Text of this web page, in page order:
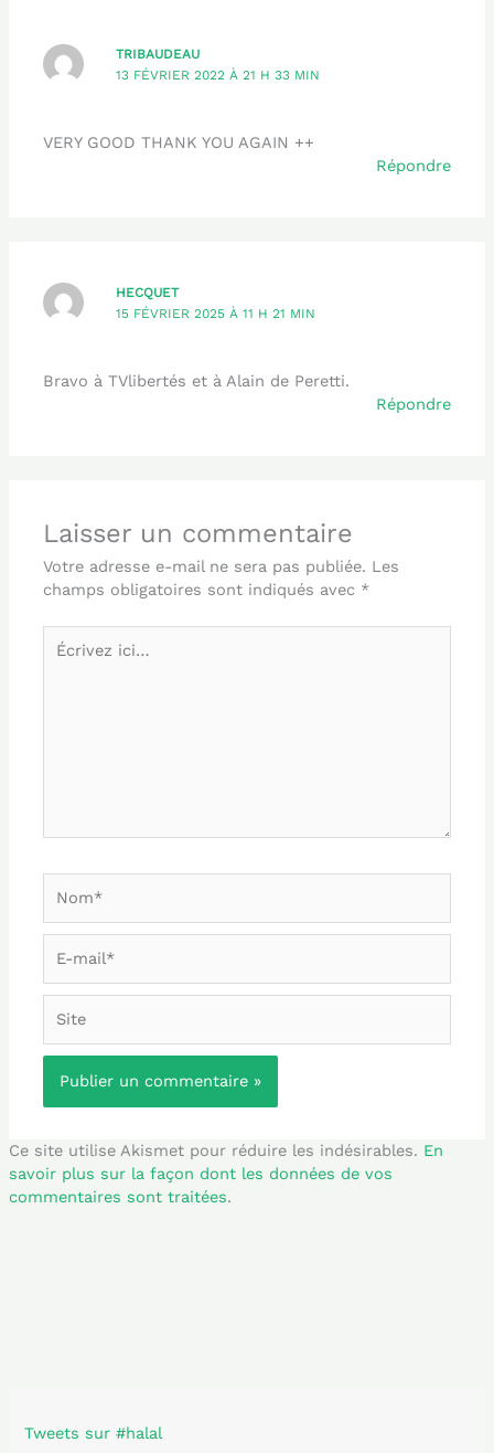
TRIBAUDEAU
13 FÉVRIER 2022 À 21 H 33 MIN
VERY GOOD THANK YOU AGAIN ++
Répondre
HECQUET
15 FÉVRIER 2025 À 11 H 21 MIN
Bravo à TVlibertés et à Alain de Peretti.
Répondre
Laisser un commentaire
Votre adresse e-mail ne sera pas publiée. Les
champs obligatoires sont indiqués avec *
ici…
mail*
Ce site utilise Akismet pour réduire les indésirables. En
savoir plus sur la façon dont les données de vos
commentaires sont traitées.
Tweets sur #halal